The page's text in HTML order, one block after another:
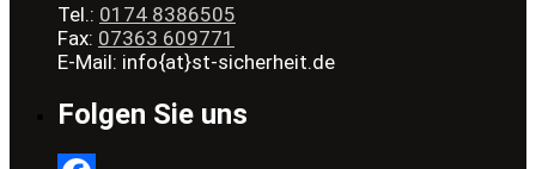
Tel.: 0174 8386505
Fax: 07363 609771
E-Mail: info{at}st-sicherheit.de
Folgen Sie uns